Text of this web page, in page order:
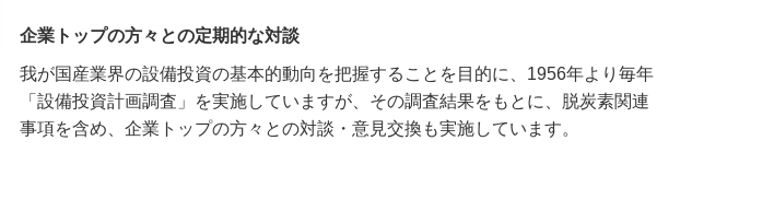
企業トップの方々との定期的な対談
我が国産業界の設備投資の基本的動向を把握することを目的に、1956年より毎年
「設備投資計画調査」を実施していますが、その調査結果をもとに、脱炭素関連
事項を含め、企業トップの方々との対談・意見交換も実施しています。